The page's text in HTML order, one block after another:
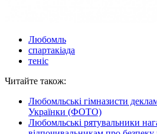
Любомль
спартакіада
теніс
Читайте також:
Любомльські гімназисти
Українки (ФОТО)
Любомльські рятувальники